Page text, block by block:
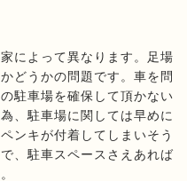
によって異なります。足場
どうかの問題です。車を問
駐車場を確保して頂かない
、駐車場に関しては早めに
ンキが付着してしまいそう
、駐車スペースさえあれば